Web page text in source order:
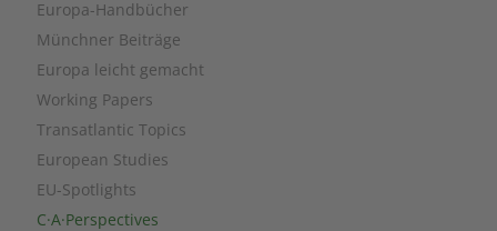
Europa-Handbücher
Münchner Beiträge
Europa leicht gemacht
Working Papers
Transatlantic Topics
European Studies
EU-Spotlights
C·A·Perspectives